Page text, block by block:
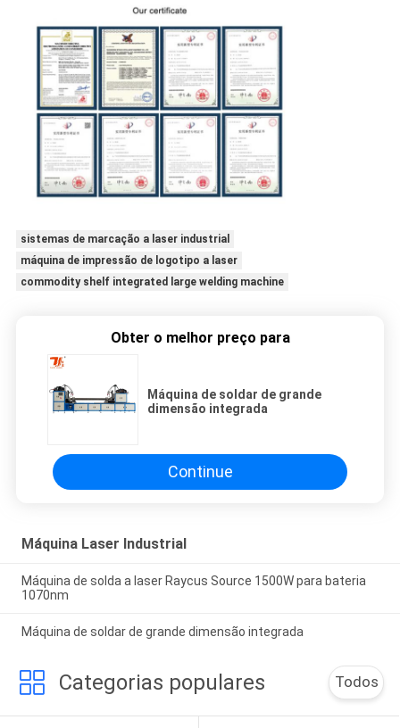
sistemas de marcação a laser industrial
máquina de impressão de logotipo a laser
commodity shelf integrated large welding machine
Obter o melhor preço para
Máquina de soldar de grande
dimensão integrada
Continue
Máquina Laser Industrial
Máquina de solda a laser Raycus Source 1500W para bateria
1070nm
Máquina de soldar de grande dimensão integrada
Categorias populares Todos